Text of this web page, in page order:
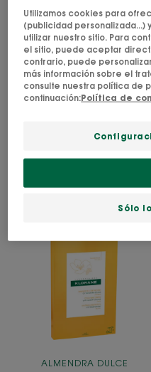
hidratante
a
la
Peonía
Gel-crema hidratante a
cera
la
Almendra
dulce
ALMENDRA DULCE
Utilizamos cookies para
(publicidad personalizada...)
utilizar nuestro sitio. Para
el sitio, puede aceptar
contrario, puede
más información sobre el
consulte nuestra política de
continuación:Política de
Sólo